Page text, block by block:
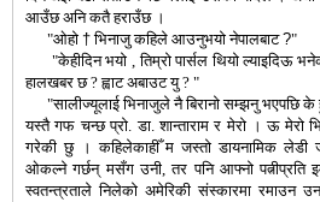
आउँछ अनि कतै हराउँछ ।
"ओहो † भिनाजु कहिले आउनुभयो नेपालबाट?"
"केहीदिन भयो ,तिम्रो पार्सल थियो ल्याइदिऊ
हालखबर छ?ह्वाट अबाउट यु? "
"सालीज्यूलाई भिनाजुले नै बिरानो सम्झनु भएपछि के
यस्तै गफ चन्छ प्रो.डा.शान्ताराम र मेरो । ऊ मेरो
गरेकी छु । कहिलेकाहीँ म जस्तो डायनामिक लेडी
ओकल्ने गर्छन् मसँग उनी,तर पनि आफ्नो
स्वतन्त्रताले निलेको अमेरिकी संस्कारमा रमाउन